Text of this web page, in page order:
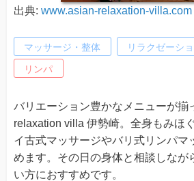
出典: www.asian-relaxation-villa.com
マッサージ・整体 リラクゼーシ
リンパ
バリエーション豊かなメニューが揃
relaxation villa 伊勢崎。全身もみほ
イ古式マッサージやバリ式リンパマ
めます。その日の身体と相談しなが
い方におすすめです。